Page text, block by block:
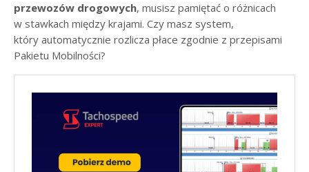
przewozów drogowych, musisz pamiętać o różnicach
w stawkach między krajami. Czy masz system,
który automatycznie rozlicza płace zgodnie z przepisami
Pakietu Mobilności?